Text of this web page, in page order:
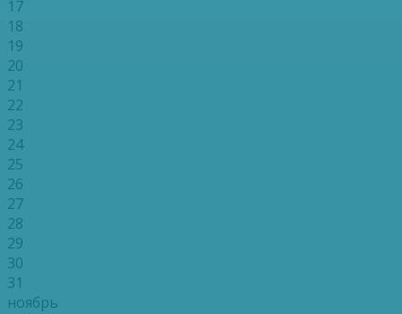
17
18
19
20
21
22
23
24
25
26
27
28
29
30
31
ноябрь